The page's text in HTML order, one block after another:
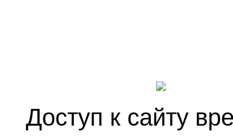
Доступ к сайту